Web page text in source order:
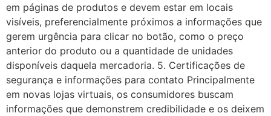
em páginas de produtos e devem estar em locais
visíveis, preferencialmente próximos a informações que
gerem urgência para clicar no botão, como o preço
anterior do produto ou a quantidade de unidades
disponíveis daquela mercadoria. 5. Certificações de
segurança e informações para contato Principalmente
em novas lojas virtuais, os consumidores buscam
informações que demonstrem credibilidade e os deixem